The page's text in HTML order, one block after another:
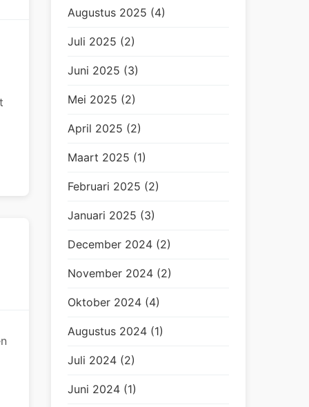
Augustus 2025 (4)
Juli 2025 (2)
Juni 2025 (3)
Mei 2025 (2)
April 2025 (2)
Maart 2025 (1)
Februari 2025 (2)
Januari 2025 (3)
December 2024 (2)
November 2024 (2)
Oktober 2024 (4)
Augustus 2024 (1)
Juli 2024 (2)
Juni 2024 (1)